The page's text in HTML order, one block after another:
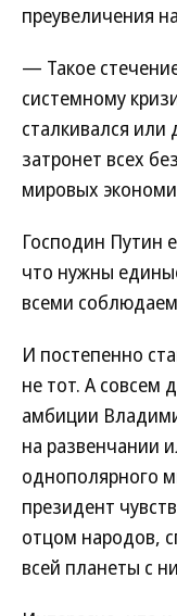
преувеличения
— Такое
системному
сталкивался или
затронет всех
мировых
Господин Путин
что нужны
всеми
И постепенно
не тот. А совсем
амбиции
на развенчании
однополярного
президент
отцом народов,
всей планеты с